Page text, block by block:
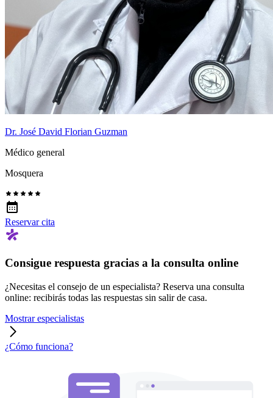
Dr. José David Florian Guzman
Médico general
Mosquera
Reservar cita
Consigue respuesta gracias a la consulta online
¿Necesitas el consejo de un especialista? Reserva una consulta
online: recibirás todas las respuestas sin salir de casa.
Mostrar especialistas
¿Cómo funciona?